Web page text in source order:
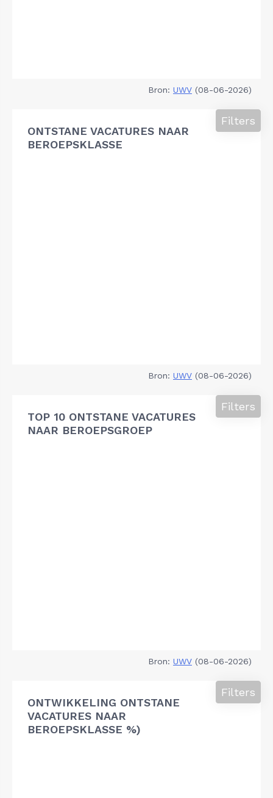
Bron: UWV (08-06-2026)
ONTSTANE VACATURES NAAR
BEROEPSKLASSE
Filters
Bron: UWV (08-06-2026)
TOP 10 ONTSTANE VACATURES
NAAR BEROEPSGROEP
Filters
Bron: UWV (08-06-2026)
ONTWIKKELING ONTSTANE
VACATURES NAAR
BEROEPSKLASSE %)
Filters